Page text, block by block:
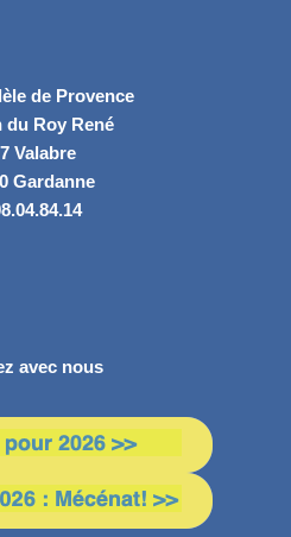
de Provence
du Roy René
Valabre
Gardanne
avec nous